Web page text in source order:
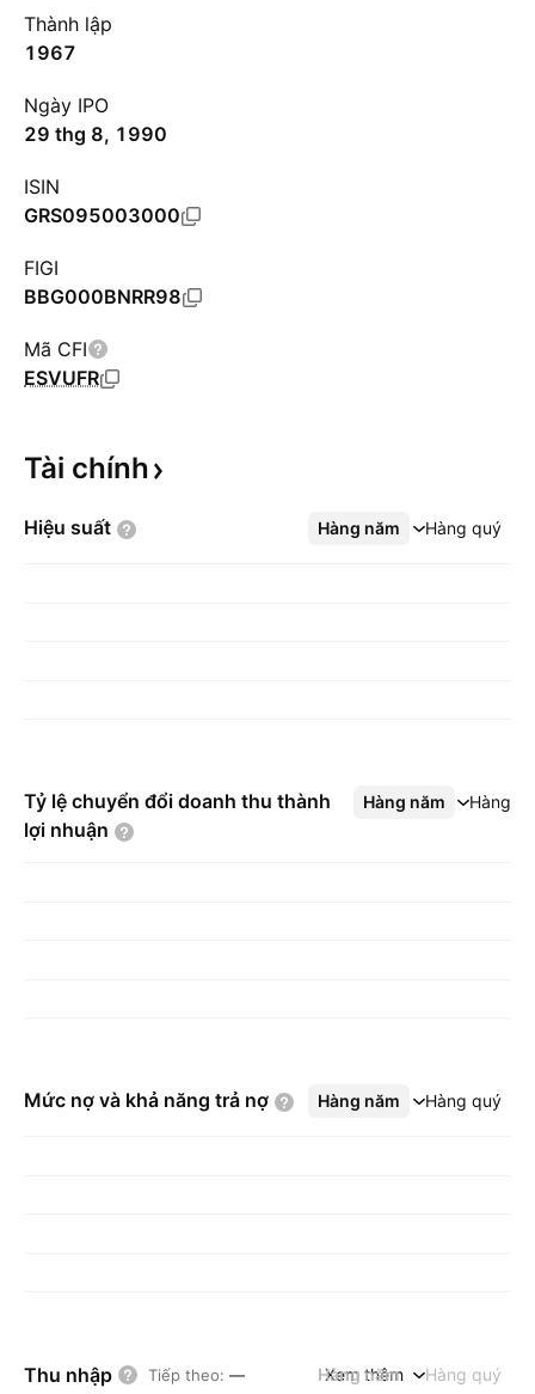
Thành lập
1967
Ngày IPO
29 thg 8, 1990
ISIN
GRS095003000
FIGI
BBG000BNRR98
Mã CFI
ESVUFR
Tài chính
Hiệu suất Hàng năm Hàng quý
Xem thêm
Tỷ lệ chuyển đổi doanh thu thành
lợi nhuận
Hàng năm Hàng
Xem thêm
Mức nợ và khả năng trả nợ Hàng năm Hàng quý
Xem thêm
Thu nhập Tiếp theo: — Hàng năm Hàng quý
Xem thêm